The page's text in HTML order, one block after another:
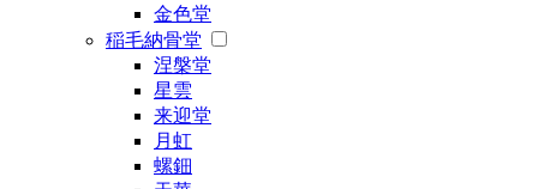
金色堂
稲毛納骨堂
涅槃堂
星雲
来迎堂
月虹
螺鈿